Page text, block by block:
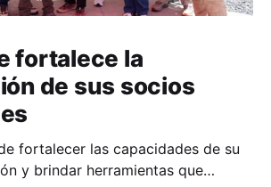
fortalece la
de sus socios
fortalecer las capacidades de su
y brindar herramientas que